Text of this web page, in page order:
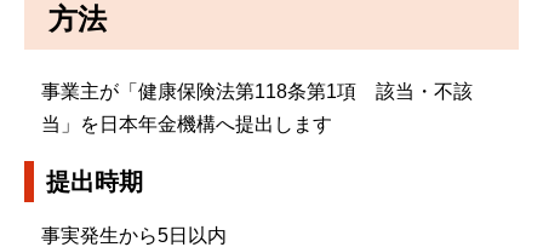
方法
事業主が「健康保険法第118条第1項 該当・不該
当」を日本年金機構へ提出します
提出時期
事実発生から5日以内